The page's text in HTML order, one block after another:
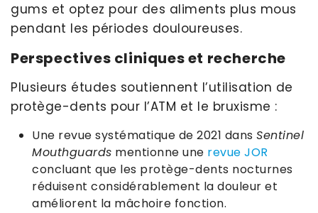
gums et optez pour des aliments plus mous
pendant les périodes douloureuses.
Perspectives cliniques et recherche
Plusieurs études soutiennent l’utilisation de
protège-dents pour l’ATM et le bruxisme :
Une revue systématique de 2021 dans Sentinel
Mouthguards mentionne une revue JOR
concluant que les protège-dents nocturnes
réduisent considérablement la douleur et
améliorent la mâchoire fonction.